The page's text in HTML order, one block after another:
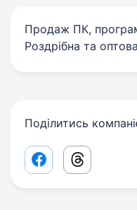
Продаж ПК,
Роздрібна та
Поділитись
Facebook share
Threads